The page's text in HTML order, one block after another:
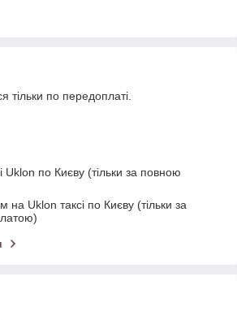
тільки по передоплаті.
Uklon по Києву (тільки за повною
на Uklon таксі по Києву (тільки за